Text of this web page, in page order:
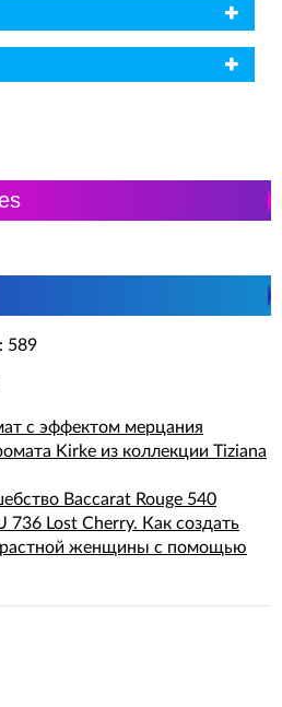
✖
✖
589
с эффектом мерцания
Kirke из коллекции Tiziana
Baccarat Rouge 540
736 Lost Cherry. Как создать
женщины с помощью